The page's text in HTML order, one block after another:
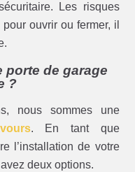
Les risques
ouvrir ou fermer, il
porte de garage
?
nous sommes une
. En tant que
l’installation de votre
deux options.